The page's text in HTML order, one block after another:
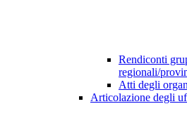
Rendiconti
regionali/
Atti degli
Articolazione degli